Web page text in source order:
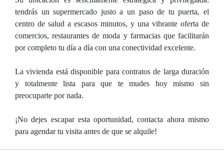
tendrás un supermercado justo a un paso de tu puerta, el
centro de salud a escasos minutos, y una vibrante oferta de
comercios, restaurantes de moda y farmacias que facilitarán
por completo tu día a día con una conectividad excelente.
La vivienda está disponible para contratos de larga duración
y totalmente lista para que te mudes hoy mismo sin
preocuparte por nada.
¡No dejes escapar esta oportunidad, contacta ahora mismo
para agendar tu visita antes de que se alquile!